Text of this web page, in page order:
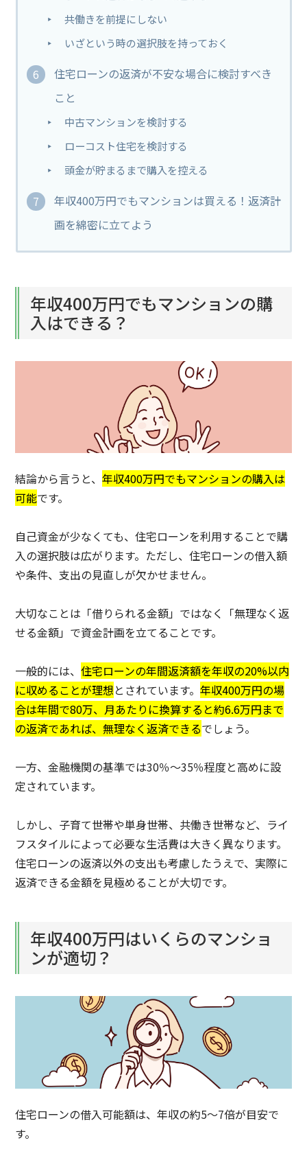
共働きを前提にしない
いざという時の選択肢を持っておく
住宅ローンの返済が不安な場合に検討すべき
こと
中古マンションを検討する
ローコスト住宅を検討する
頭金が貯まるまで購入を控える
年収400万円でもマンションは買える！返済計
画を綿密に立てよう
年収400万円でもマンションの購
入はできる？
結論から言うと、年収400万円でもマンションの購入は
可能です。
自己資金が少なくても、住宅ローンを利用することで購
入の選択肢は広がります。ただし、住宅ローンの借入額
や条件、支出の見直しが欠かせません。
大切なことは「借りられる金額」ではなく「無理なく返
せる金額」で資金計画を立てることです。
一般的には、住宅ローンの年間返済額を年収の20%以内
に収めることが理想とされています。年収400万円の場
合は年間で80万、月あたりに換算すると約6.6万円まで
の返済であれば、無理なく返済できるでしょう。
一方、金融機関の基準では30％〜35％程度と高めに設
定されています。
しかし、子育て世帯や単身世帯、共働き世帯など、ライ
フスタイルによって必要な生活費は大きく異なります。
住宅ローンの返済以外の支出も考慮したうえで、実際に
返済できる金額を見極めることが大切です。
年収400万円はいくらのマンショ
ンが適切？
住宅ローンの借入可能額は、年収の約5〜7倍が目安で
す。